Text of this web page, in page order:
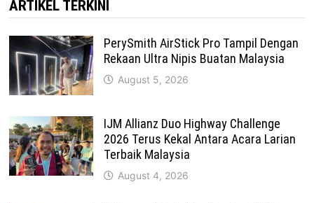
ARTIKEL TERKINI
PerySmith AirStick Pro Tampil Dengan
Rekaan Ultra Nipis Buatan Malaysia
August 5, 2026
IJM Allianz Duo Highway Challenge
2026 Terus Kekal Antara Acara Larian
Terbaik Malaysia
August 4, 2026